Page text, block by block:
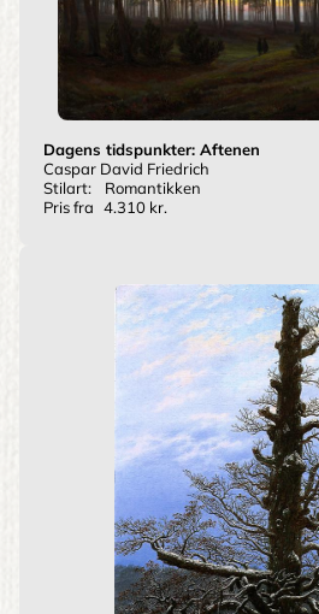
Dagens tidspunkter: Aftenen
Caspar David Friedrich
Stilart:
Romantikken
Pris fra 4.310 kr.